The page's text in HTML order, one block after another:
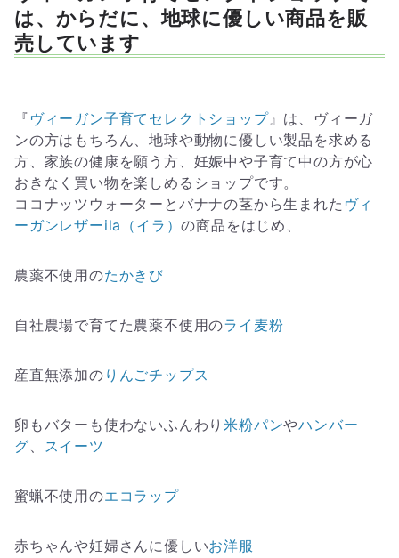
は、からだに、地球に優しい商品を販
売しています
『 ヴィーガン子育てセレクトショップ』は、ヴィーガ
ンの方はもちろん、地球や動物に優しい製品を求める
方、家族の健康を願う方、妊娠中や子育て中の方が心
おきなく買い物を楽しめるショップです。
ココナッツウォーターとバナナの茎から生まれた ヴィ
ーガンレザーila（イラ）の商品をはじめ、
農薬不使用のたかきび
自社農場で育てた農薬不使用のライ麦粉
産直無添加の りんごチップス
卵もバターも使わないふんわり米粉パンやハンバー
グ、 スイーツ
蜜蝋不使用のエコラップ
赤ちゃんや妊婦さんに優しいお洋服